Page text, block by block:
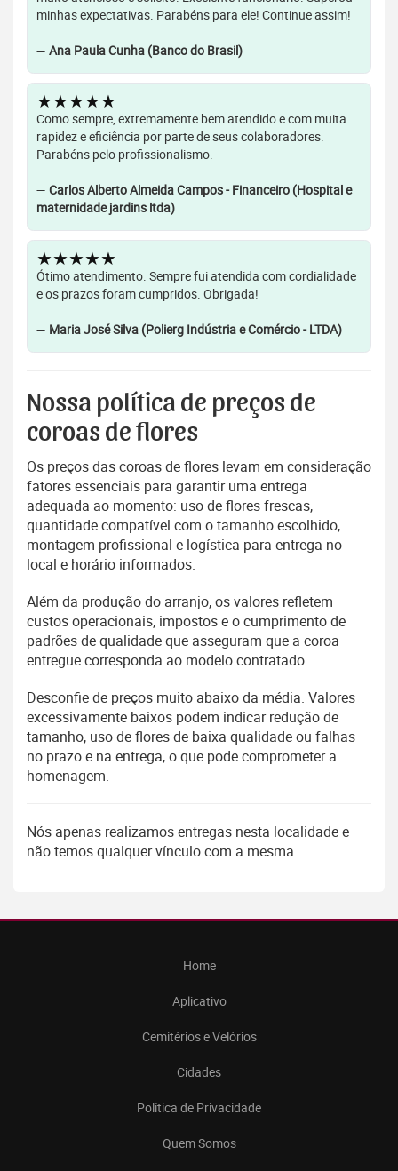
minhas expectativas. Parabéns para ele! Continue assim!
— Ana Paula Cunha (Banco do Brasil)
★★★★★
Como sempre, extremamente bem atendido e com muita
rapidez e eficiência por parte de seus colaboradores.
Parabéns pelo profissionalismo.
— Carlos Alberto Almeida Campos - Financeiro (Hospital e
maternidade jardins ltda)
★★★★★
Ótimo atendimento. Sempre fui atendida com cordialidade
e os prazos foram cumpridos. Obrigada!
— Maria José Silva (Polierg Indústria e Comércio - LTDA)
Nossa política de preços de
coroas de flores
Os preços das coroas de flores levam em consideração
fatores essenciais para garantir uma entrega
adequada ao momento: uso de flores frescas,
quantidade compatível com o tamanho escolhido,
montagem profissional e logística para entrega no
local e horário informados.
Além da produção do arranjo, os valores refletem
custos operacionais, impostos e o cumprimento de
padrões de qualidade que asseguram que a coroa
entregue corresponda ao modelo contratado.
Desconfie de preços muito abaixo da média. Valores
excessivamente baixos podem indicar redução de
tamanho, uso de flores de baixa qualidade ou falhas
no prazo e na entrega, o que pode comprometer a
homenagem.
Nós apenas realizamos entregas nesta localidade e
não temos qualquer vínculo com a mesma.
Home
Aplicativo
Cemitérios e Velórios
Cidades
Política de Privacidade
Quem Somos